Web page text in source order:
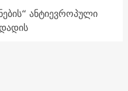
ანტიევროპული